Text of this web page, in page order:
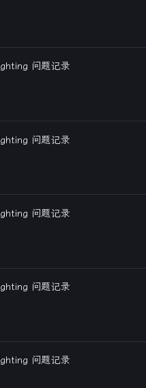
问题记录
问题记录
问题记录
问题记录
问题记录